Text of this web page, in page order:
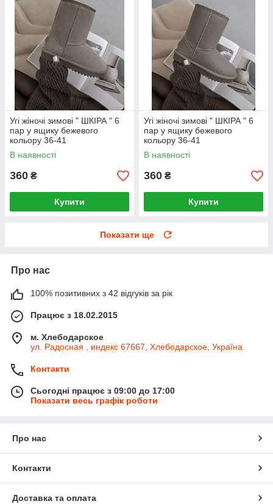
Угі жіночі зимові " ШКІРА " 6
пар у ящику бежевого
кольору 36-41
В наявності
360 ₴
Купити
Угі жіночі зимові " ШКІРА " 6
пар у ящику бежевого
кольору 36-41
В наявності
360 ₴
Купити
Показати ще
Про нас
100% позитивних з 42 відгуків за рік
Працює з 18.02.2015
м. Хлебодарское
ул. Радосная , индекс 67667, Хлебодарское, Україна
Контакти
Сьогодні працює з 09:00 до 17:00
Показати весь графік роботи
Про нас
Контакти
Доставка та оплата